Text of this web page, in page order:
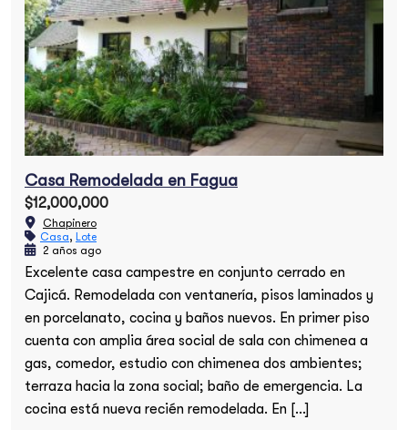
Casa Remodelada en Fagua
$12,000,000
Chapinero
Casa, Lote
2 años ago
Excelente casa campestre en conjunto cerrado en
Cajicá. Remodelada con ventanería, pisos laminados y
en porcelanato, cocina y baños nuevos. En primer piso
cuenta con amplia área social de sala con chimenea a
gas, comedor, estudio con chimenea dos ambientes;
terraza hacia la zona social; baño de emergencia. La
cocina está nueva recién remodelada. En […]